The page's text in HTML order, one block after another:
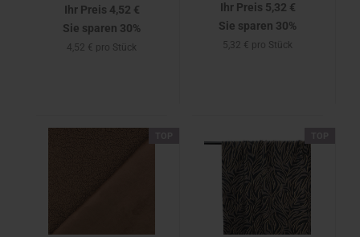
Ihr Preis 4,52 €
Sie sparen 30%
4,52 € pro Stück
Ihr Preis 5,32 €
Sie sparen 30%
5,32 € pro Stück